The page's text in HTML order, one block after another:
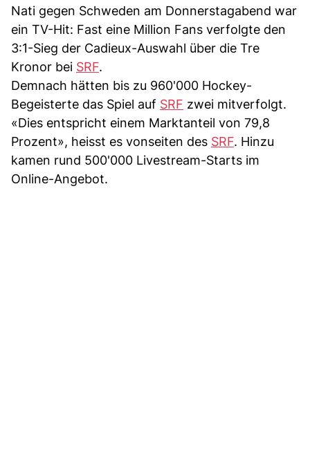
Nati gegen Schweden am Donnerstagabend war
ein TV-Hit: Fast eine Million Fans verfolgte den
3:1-Sieg der Cadieux-Auswahl über die Tre
Kronor bei SRF.
Demnach hätten bis zu 960'000 Hockey-
Begeisterte das Spiel auf SRF zwei mitverfolgt.
«Dies entspricht einem Marktanteil von 79,8
Prozent», heisst es vonseiten des SRF. Hinzu
kamen rund 500'000 Livestream-Starts im
Online-Angebot.